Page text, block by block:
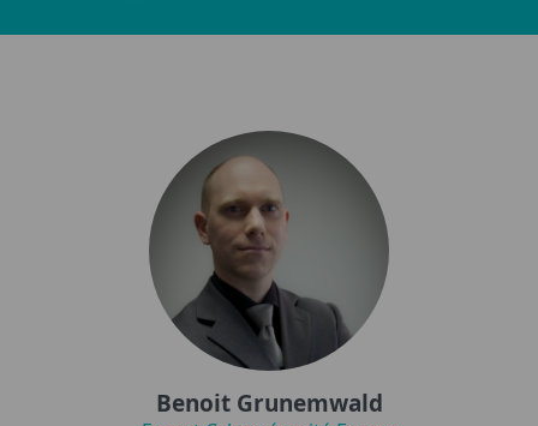
Benoit Grunemwald